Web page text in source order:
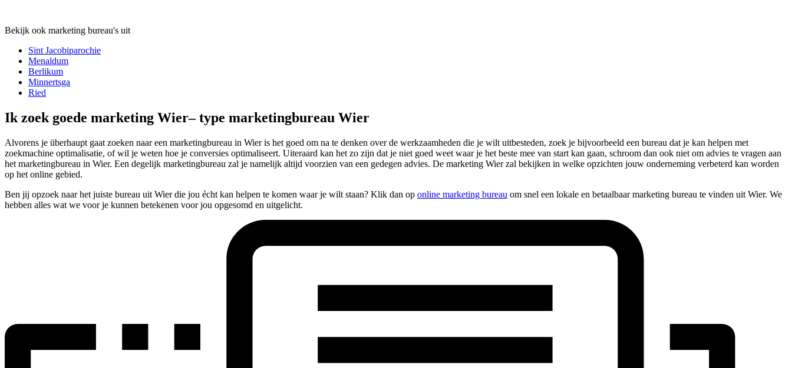
Bekijk ook marketing bureau's uit
Sint Jacobiparochie
Menaldum
Berlikum
Minnertsga
Ried
Ik zoek goede marketing Wier– type marketingbureau Wier
Alvorens je überhaupt gaat zoeken naar een marketingbureau in Wier is het goed om na te denken over de werkzaamheden die je wilt uitbesteden, zoek je bijvoorbeeld een bureau dat je kan helpen met
zoekmachine optimalisatie, of wil je weten hoe je conversies optimaliseert. Uiteraard kan het zo zijn dat je niet goed weet waar je het beste mee van start kan gaan, schroom dan ook niet om advies te vragen aan
het marketingbureau in Wier. Een degelijk marketingbureau zal je namelijk altijd voorzien van een gedegen advies. De marketing Wier zal bekijken in welke opzichten jouw onderneming verbeterd kan worden
op het online gebied.
Ben jij opzoek naar het juiste bureau uit Wier die jou écht kan helpen te komen waar je wilt staan? Klik dan op online marketing bureau om snel een lokale en betaalbaar marketing bureau te vinden uit Wier. We
hebben alles wat we voor je kunnen betekenen voor jou opgesomd en uitgelicht.